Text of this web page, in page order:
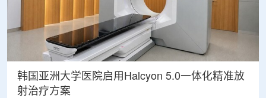
韩国亚洲大学医院启用Halcyon 5.0一体化精准放
射治疗方案